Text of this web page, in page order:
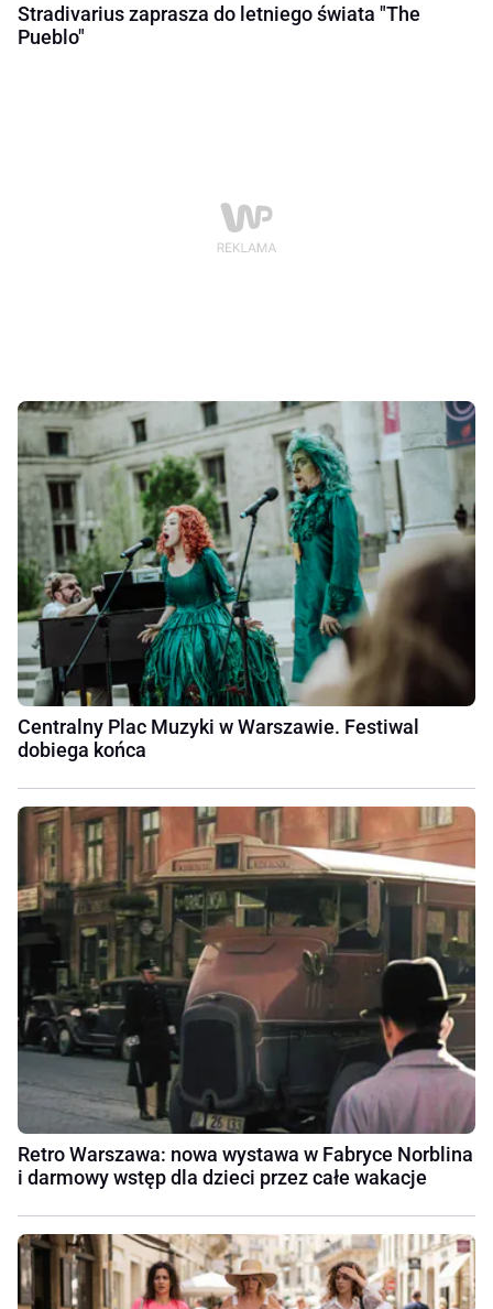
Stradivarius zaprasza do letniego świata "The
Pueblo"
Centralny Plac Muzyki w Warszawie. Festiwal
dobiega końca
Retro Warszawa: nowa wystawa w Fabryce Norblina
i darmowy wstęp dla dzieci przez całe wakacje